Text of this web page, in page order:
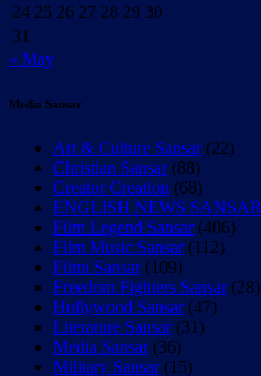
24 25 26 27 28 29 30
31
« May
Media Sansar
Art & Culture Sansar(22)
Christian Sansar(88)
Creator Creation (68)
ENGLISH NEWS SANSAR
Film Legend Sansar(406)
Film Music Sansar(112)
Filmi Sansar(109)
Freedom Fighters Sansar(28)
Hollywood Sansar(47)
Literature Sansar(31)
Media Sansar(36)
Military Sansar(15)